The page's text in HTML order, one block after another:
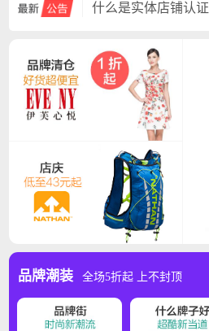
什么是实体店铺认证
品牌潮装 全场5折起 上不封顶